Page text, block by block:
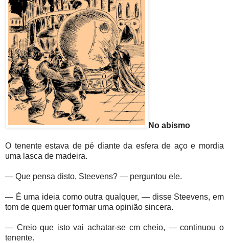
No abismo
O tenente estava de pé diante da esfera de aço e mordia
uma lasca de madeira.
— Que pensa disto, Steevens? — perguntou ele.
— É uma ideia como outra qualquer, — disse Steevens, em
tom de quem quer formar uma opinião sincera.
— Creio que isto vai achatar-se cm cheio, — continuou o
tenente.